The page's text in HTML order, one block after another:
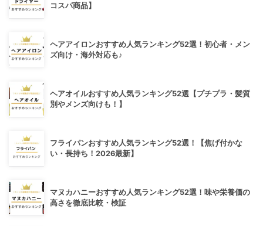
コスパ商品】
ヘアアイロンおすすめ人気ランキング52選！初心者・メン
ズ向け・海外対応も♪
ヘアオイルおすすめ人気ランキング52選【プチプラ・髪質
別やメンズ向けも！】
フライパンおすすめ人気ランキング52選！【焦げ付かな
い・長持ち！2026最新】
マヌカハニーおすすめ人気ランキング52選！味や栄養価の
高さを徹底比較・検証